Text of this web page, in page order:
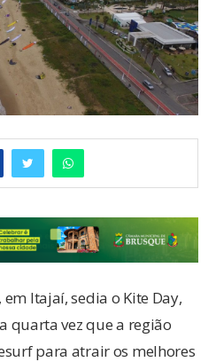
Itajaí, sedia o Kite Day,
quarta vez que a região
para atrair os melhores